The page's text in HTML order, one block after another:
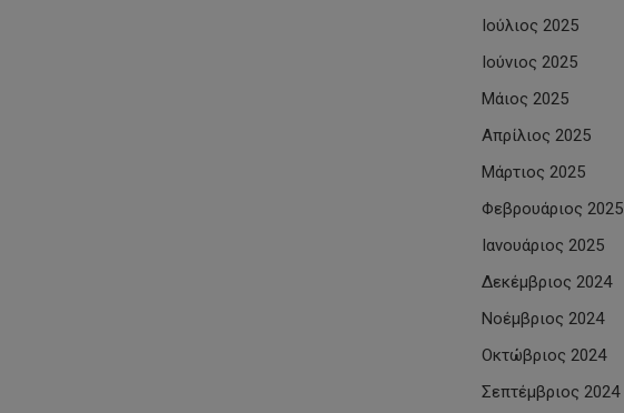
Ιούλιος 2025
Ιούνιος 2025
Μάιος 2025
Απρίλιος 2025
Μάρτιος 2025
Φεβρουάριος 2025
Ιανουάριος 2025
Δεκέμβριος 2024
Νοέμβριος 2024
Οκτώβριος 2024
Σεπτέμβριος 2024